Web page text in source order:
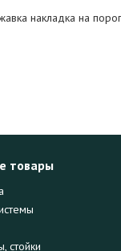
накладка на
товары
стойки